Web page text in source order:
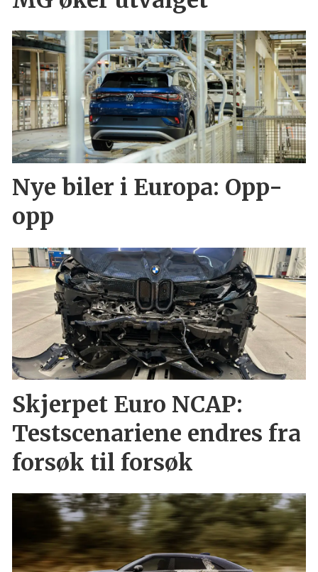
Nye biler i Europa: Opp-
opp
Skjerpet Euro NCAP:
Testscenariene endres fra
forsøk til forsøk